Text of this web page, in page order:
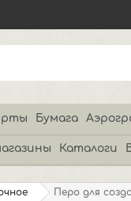
Бумага
Каталоги
Перо для